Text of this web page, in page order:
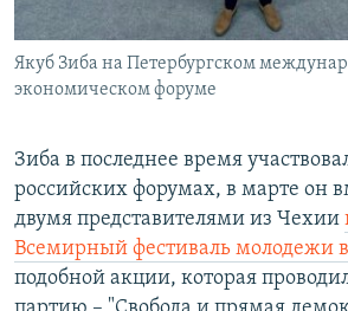
Якуб Зиба на Петербургском
экономическом форуме
Зиба в последнее время
российских форумах, в марте он
двумя представителями из Чехии
Всемирный фестиваль молодежи
подобной акции, которая